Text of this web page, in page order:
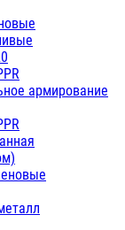
армирование